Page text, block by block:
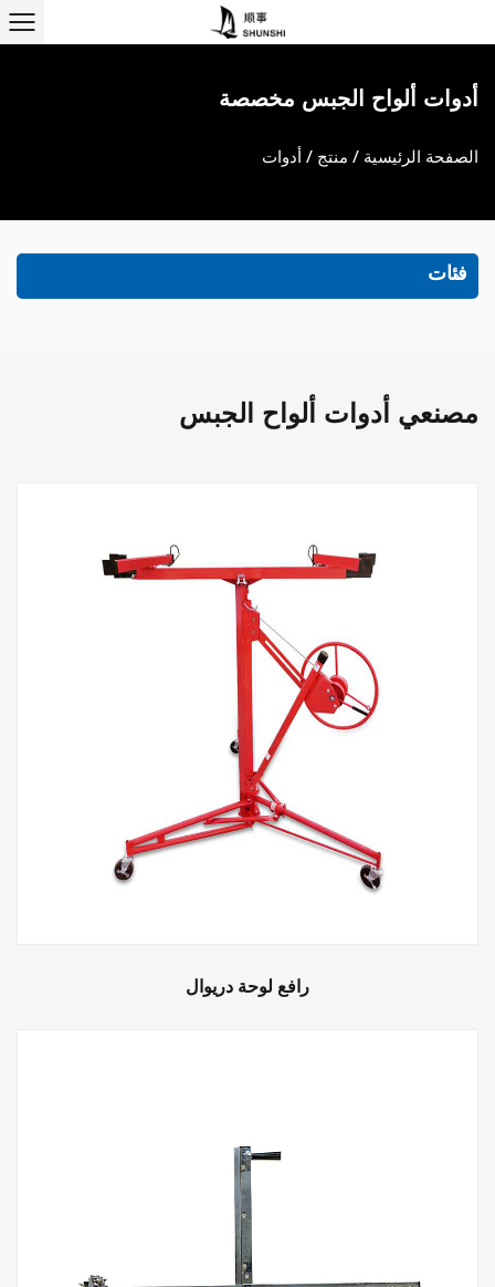
أدوات ألواح الجبس مخصصة
الصفحة الرئيسية / منتج / أدوات
فئات
مصنعي أدوات ألواح الجبس
رافع لوحة دريوال